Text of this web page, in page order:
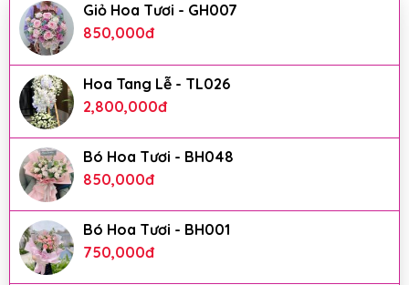
Giỏ Hoa Tươi - GH007
850,000đ
Hoa Tang Lễ - TL026
2,800,000đ
Bó Hoa Tươi - BH048
850,000đ
Bó Hoa Tươi - BH001
750,000đ